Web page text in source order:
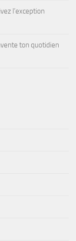
l’exception
ton quotidien